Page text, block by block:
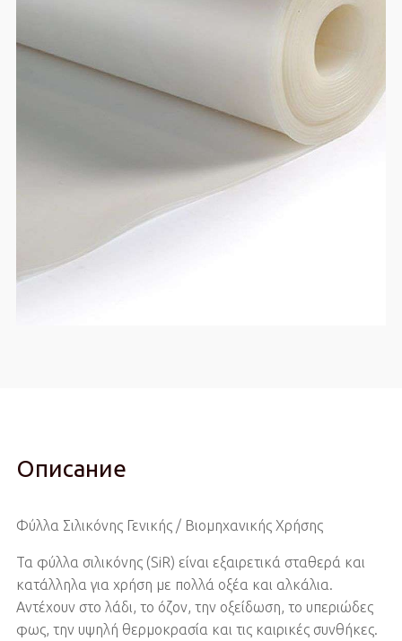
Описание
Φύλλα Σιλικόνης Γενικής / Βιομηχανικής Χρήσης
Τα φύλλα σιλικόνης (SiR) είναι εξαιρετικά σταθερά και
κατάλληλα για χρήση με πολλά οξέα και αλκάλια.
Αντέχουν στο λάδι, το όζον, την οξείδωση, το υπεριώδες
φως, την υψηλή θερμοκρασία και τις καιρικές συνθήκες.